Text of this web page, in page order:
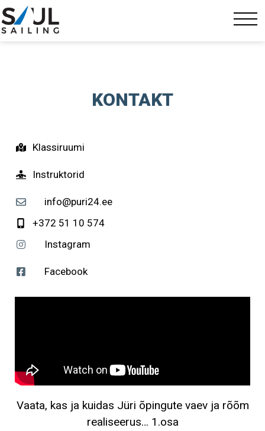
KONTAKT
Klassiruumi
Instruktorid
info@puri24.ee
+372 51 10 574
Instagram
Facebook
Vaata, kas ja kuidas Jüri õpingute vaev ja rõõm
realiseerus… 1.osa